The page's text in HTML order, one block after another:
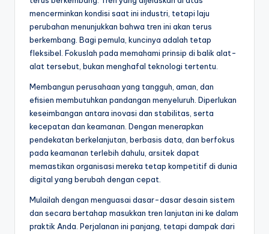
mencerminkan kondisi saat ini industri, tetapi laju
perubahan menunjukkan bahwa tren ini akan terus
berkembang. Bagi pemula, kuncinya adalah tetap
fleksibel. Fokuslah pada memahami prinsip di balik alat-
alat tersebut, bukan menghafal teknologi tertentu.
Membangun perusahaan yang tangguh, aman, dan
efisien membutuhkan pandangan menyeluruh. Diperlukan
keseimbangan antara inovasi dan stabilitas, serta
kecepatan dan keamanan. Dengan menerapkan
pendekatan berkelanjutan, berbasis data, dan berfokus
pada keamanan terlebih dahulu, arsitek dapat
memastikan organisasi mereka tetap kompetitif di dunia
digital yang berubah dengan cepat.
Mulailah dengan menguasai dasar-dasar desain sistem
dan secara bertahap masukkan tren lanjutan ini ke dalam
praktik Anda. Perjalanan ini panjang, tetapi dampak dari